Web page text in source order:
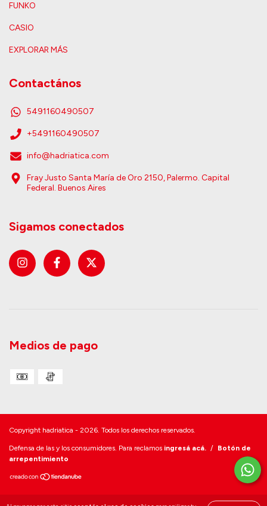
FUNKO
CASIO
EXPLORAR MÁS
Contactános
5491160490507
+5491160490507
info@hadriatica.com
Fray Justo Santa María de Oro 2150, Palermo. Capital
Federal. Buenos Aires
Sigamos conectados
Medios de pago
Copyright hadriatica - 2026. Todos los derechos reservados.
Defensa de las y los consumidores. Para reclamos ingresá acá. / Botón de
arrepentimiento